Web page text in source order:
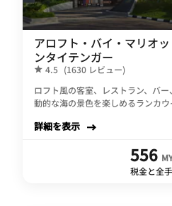
アロフト・バイ・マリオ
ンタイテンガー
4.5 (1630 レビュー)
ロフト風の客室、レストラン、バ
動的な海の景色を楽しめるランカ
詳細を表示
556
税金と全